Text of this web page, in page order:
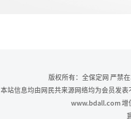
版权所有：全保定网 严禁
本站信息均由网民共来源网络均为会员发
www.bdall.com 增